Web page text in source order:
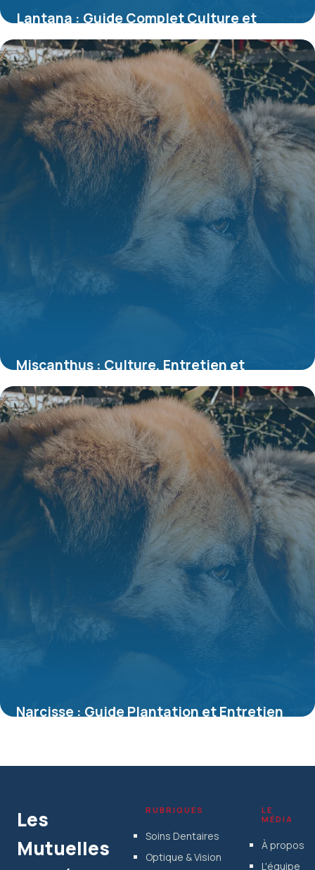
Lantana : Guide Complet Culture et
Entretien 2026
7 juillet 2026
Miscanthus : Culture, Entretien et
Variétés 2026
6 juillet 2026
Narcisse : Guide Plantation et Entretien
Les
Mutuelles
RUBRIQUES
Soins Dentaires
Optique & Vision
LE
MÉDIA
À propos
L'équipe